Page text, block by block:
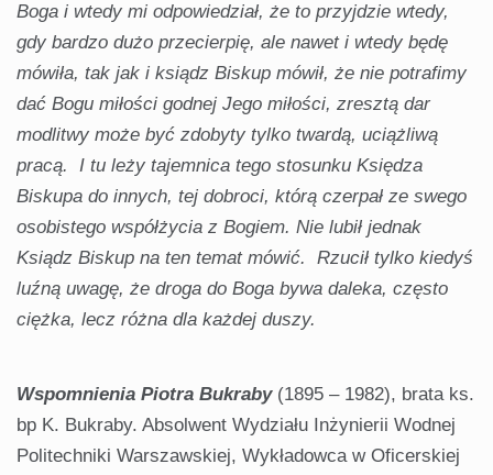
Boga i wtedy mi odpowiedział, że to przyjdzie wtedy,
gdy bardzo dużo przecierpię, ale nawet i wtedy będę
mówiła, tak jak i ksiądz Biskup mówił, że nie potrafimy
dać Bogu miłości godnej Jego miłości, zresztą dar
modlitwy może być zdobyty tylko twardą, uciążliwą
pracą. I tu leży tajemnica tego stosunku Księdza
Biskupa do innych, tej dobroci, którą czerpał ze swego
osobistego współżycia z Bogiem. Nie lubił jednak
Ksiądz Biskup na ten temat mówić. Rzucił tylko kiedyś
luźną uwagę, że droga do Boga bywa daleka, często
ciężka, lecz różna dla każdej duszy.
Wspomnienia Piotra Bukraby(1895 – 1982), brata ks.
bp K. Bukraby. Absolwent Wydziału Inżynierii Wodnej
Politechniki Warszawskiej, Wykładowca w Oficerskiej